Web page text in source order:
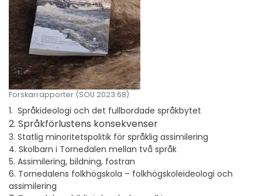
Forskarrapporter (SOU 2023:68)
1. Språkideologi och det fullbordade språkbytet
2. Språkförlustens konsekvenser
3. Statlig minoritetspolitik för språklig assimilering
4. Skolbarn i Tornedalen mellan två språk
5. Assimilering, bildning, fostran
6. Tornedalens folkhögskola – folkhögskoleideologi och
assimilering